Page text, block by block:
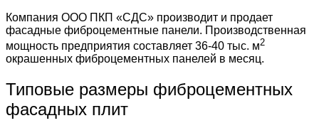
Компания ООО ПКП «СДС» производит и продает
фасадные фиброцементные панели. Производственная
мощность предприятия составляет 36-40 тыс. м2
окрашенных фиброцементных панелей в месяц.
Типовые размеры фиброцементных
фасадных плит